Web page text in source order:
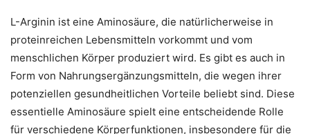
L-Arginin ist eine Aminosäure, die natürlicherweise in
proteinreichen Lebensmitteln vorkommt und vom
menschlichen Körper produziert wird. Es gibt es auch in
Form von Nahrungsergänzungsmitteln, die wegen ihrer
potenziellen gesundheitlichen Vorteile beliebt sind. Diese
essentielle Aminosäure spielt eine entscheidende Rolle
für verschiedene Körperfunktionen, insbesondere für die